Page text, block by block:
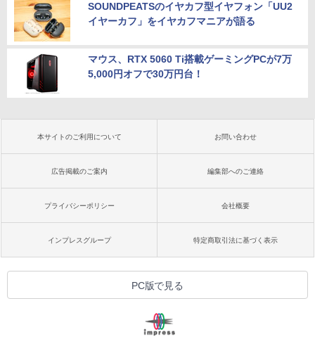
SOUNDPEATSのイヤカフ型イヤフォン「UU2
イヤーカフ」をイヤカフマニアが語る
マウス、RTX 5060 Ti搭載ゲーミングPCが7万
5,000円オフで30万円台！
本サイトのご利用について お問い合わせ
広告掲載のご案内 編集部へのご連絡
プライバシーポリシー 会社概要
インプレスグループ 特定商取引法に基づく表示
PC版で見る